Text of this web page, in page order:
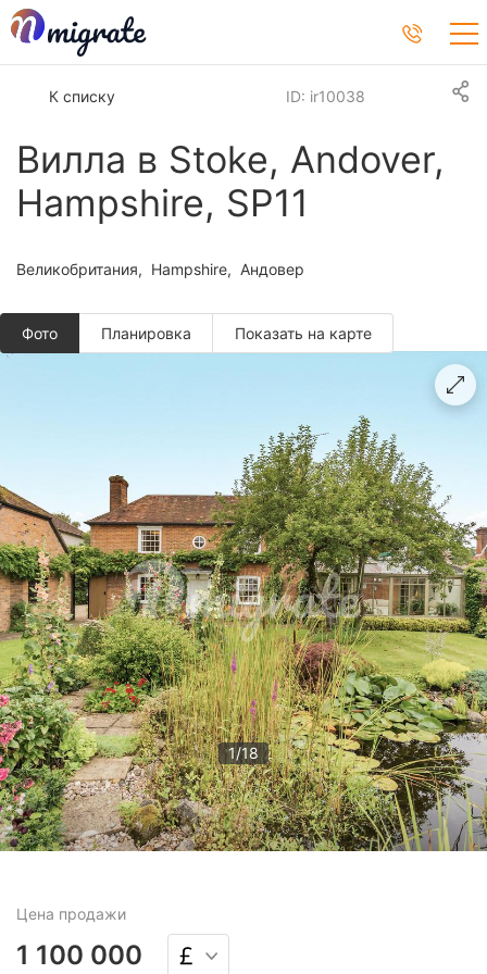
К списку
Вилла в Stoke, Andover,
Hampshire, SP11
ID: ir10038
Великобритания Hampshire Андовер
Фото
1/18
Планировкa Показать на карте
Цена продажи
1 100 000